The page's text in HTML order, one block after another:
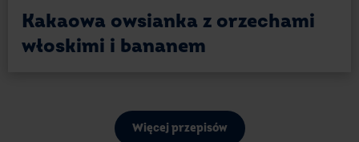
Kakaowa owsianka z orzechami
włoskimi i bananem
Więcej przepisów